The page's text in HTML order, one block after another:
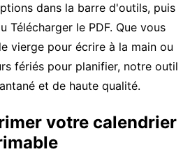
dans la barre d'outils, puis
Télécharger le PDF. Que vous
vierge pour écrire à la main ou
fériés pour planifier, notre outil
et de haute qualité.
votre calendrier